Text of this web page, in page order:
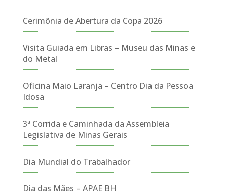
Cerimônia de Abertura da Copa 2026
Visita Guiada em Libras – Museu das Minas e
do Metal
Oficina Maio Laranja – Centro Dia da Pessoa
Idosa
3ª Corrida e Caminhada da Assembleia
Legislativa de Minas Gerais
Dia Mundial do Trabalhador
Dia das Mães – APAE BH